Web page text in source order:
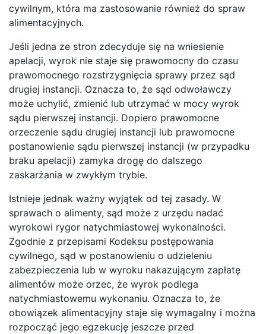
cywilnym, która ma zastosowanie również do spraw
alimentacyjnych.
Jeśli jedna ze stron zdecyduje się na wniesienie
apelacji, wyrok nie staje się prawomocny do czasu
prawomocnego rozstrzygnięcia sprawy przez sąd
drugiej instancji. Oznacza to, że sąd odwoławczy
może uchylić, zmienić lub utrzymać w mocy wyrok
sądu pierwszej instancji. Dopiero prawomocne
orzeczenie sądu drugiej instancji lub prawomocne
postanowienie sądu pierwszej instancji (w przypadku
braku apelacji) zamyka drogę do dalszego
zaskarżania w zwykłym trybie.
Istnieje jednak ważny wyjątek od tej zasady. W
sprawach o alimenty, sąd może z urzędu nadać
wyrokowi rygor natychmiastowej wykonalności.
Zgodnie z przepisami Kodeksu postępowania
cywilnego, sąd w postanowieniu o udzieleniu
zabezpieczenia lub w wyroku nakazującym zapłatę
alimentów może orzec, że wyrok podlega
natychmiastowemu wykonaniu. Oznacza to, że
obowiązek alimentacyjny staje się wymagalny i można
rozpocząć jego egzekucję jeszcze przed